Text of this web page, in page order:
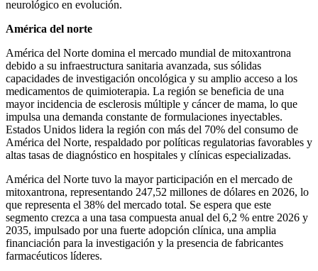
neurológico en evolución.
América del norte
América del Norte domina el mercado mundial de mitoxantrona
debido a su infraestructura sanitaria avanzada, sus sólidas
capacidades de investigación oncológica y su amplio acceso a los
medicamentos de quimioterapia. La región se beneficia de una
mayor incidencia de esclerosis múltiple y cáncer de mama, lo que
impulsa una demanda constante de formulaciones inyectables.
Estados Unidos lidera la región con más del 70% del consumo de
América del Norte, respaldado por políticas regulatorias favorables y
altas tasas de diagnóstico en hospitales y clínicas especializadas.
América del Norte tuvo la mayor participación en el mercado de
mitoxantrona, representando 247,52 millones de dólares en 2026, lo
que representa el 38% del mercado total. Se espera que este
segmento crezca a una tasa compuesta anual del 6,2 % entre 2026 y
2035, impulsado por una fuerte adopción clínica, una amplia
financiación para la investigación y la presencia de fabricantes
farmacéuticos líderes.